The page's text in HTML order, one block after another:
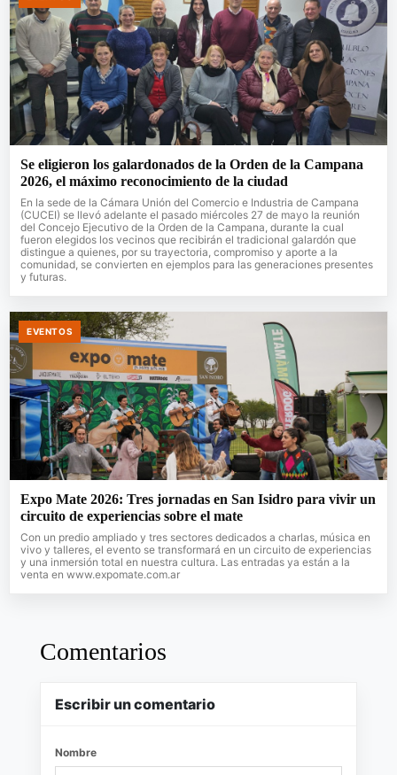
Se eligieron los galardonados de la Orden de la Campana
2026, el máximo reconocimiento de la ciudad
En la sede de la Cámara Unión del Comercio e Industria de Campana
(CUCEI) se llevó adelante el pasado miércoles 27 de mayo la reunión
del Concejo Ejecutivo de la Orden de la Campana, durante la cual
fueron elegidos los vecinos que recibirán el tradicional galardón que
distingue a quienes, por su trayectoria, compromiso y aporte a la
comunidad, se convierten en ejemplos para las generaciones presentes
y futuras.
EVENTOS
Expo Mate 2026: Tres jornadas en San Isidro para vivir un
circuito de experiencias sobre el mate
Con un predio ampliado y tres sectores dedicados a charlas, música en
vivo y talleres, el evento se transformará en un circuito de experiencias
y una inmersión total en nuestra cultura. Las entradas ya están a la
venta en www.expomate.com.ar
Comentarios
Escribir un comentario
Nombre